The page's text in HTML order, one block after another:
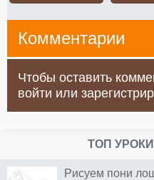
Комментарии
Чтобы оставить
войти или
ТОП
Рисуем пони